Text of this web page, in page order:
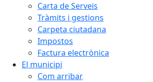
Carta de Serveis
Tràmits i gestions
Carpeta ciutadana
Impostos
Factura electrònica
El municipi
Com arribar